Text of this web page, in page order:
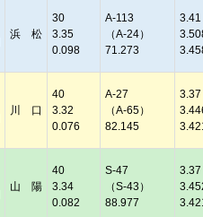
浜 松
30
3.35
0.098
A-113
（A-24）
71.273
3.41
川 口
40
3.32
0.076
A-27
（A-65）
82.145
3.37
山 陽
40
3.34
0.082
S-47
（S-43）
88.977
3.37